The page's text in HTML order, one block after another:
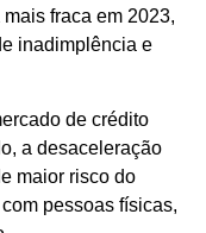
fraca em 2023,
inadimplência e
de crédito
a desaceleração
maior risco do
pessoas físicas,